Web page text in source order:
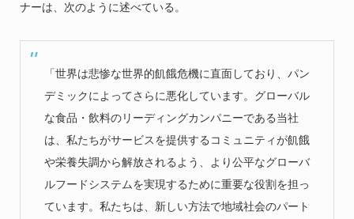
ナーは、次のように述べている。
「世界は悲惨な世界的飢餓危機に直面しており、パン
デミックによってさらに悪化しています。グローバル
な食品・飲料のリーディングカンパニーである当社
は、私たちがサービスを提供するコミュニティが飢餓
や栄養失調から解放されるよう、より公平なグローバ
ルフードシステムを実現するために重要な役割を担っ
ています。私たちは、新しい方法で地域社会のパート